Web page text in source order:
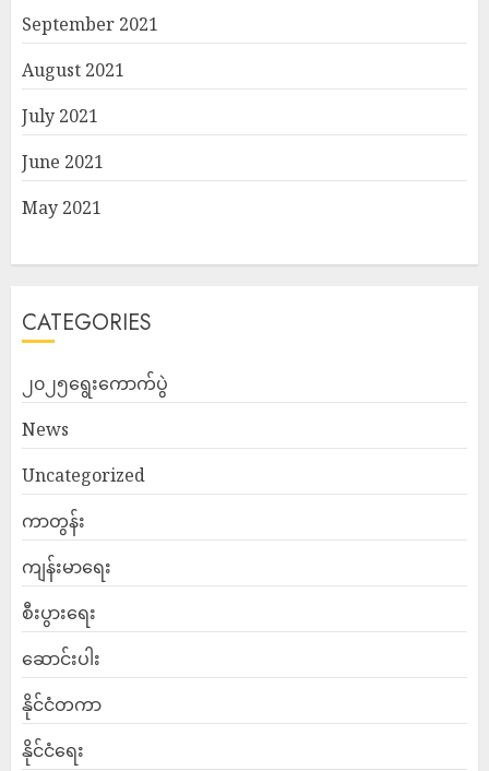
September 2021
August 2021
July 2021
June 2021
May 2021
CATEGORIES
၂၀၂၅ရွေးကောက်ပွဲ
News
Uncategorized
ကာတွန်း
ကျန်းမာရေး
စီးပွားရေး
ဆောင်းပါး
နိုင်ငံတကာ
နိုင်ငံရေး